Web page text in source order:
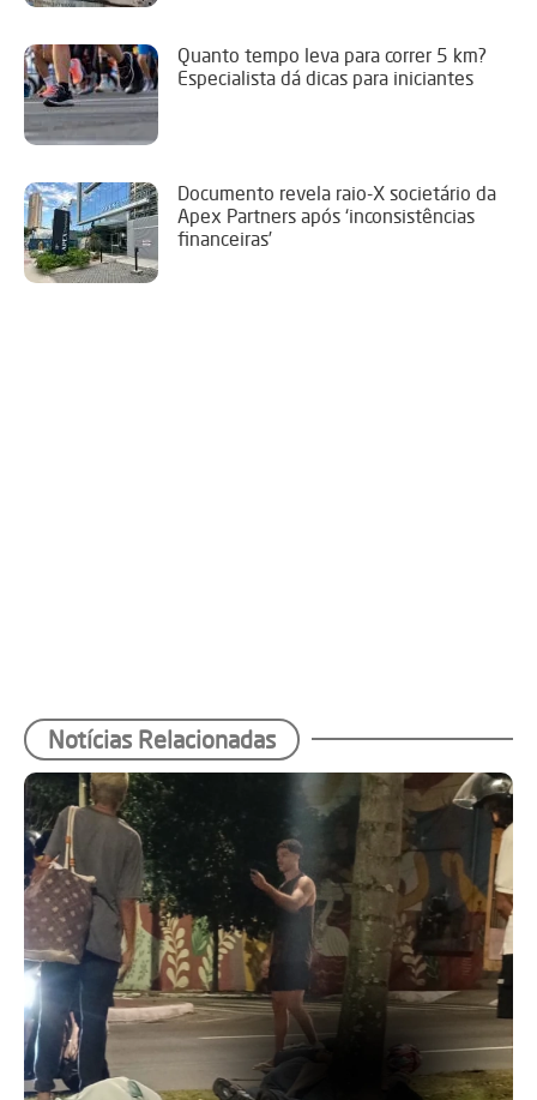
Quanto tempo leva para correr 5 km?
Especialista dá dicas para iniciantes
Documento revela raio-X societário da
Apex Partners após ‘inconsistências
financeiras’
Notícias Relacionadas